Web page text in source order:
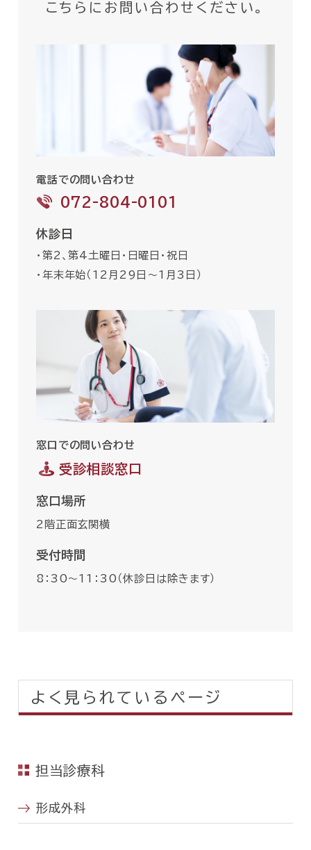
こちらにお問い合わせください。
電話での問い合わせ
072-804-0101
休診日
・第2、第4土曜日・日曜日・祝日
・年末年始（12月29日〜1月3日）
窓口での問い合わせ
受診相談窓口
窓口場所
2階正面玄関横
受付時間
8：30〜11：30（休診日は除きます）
よく見られているページ
担当診療科
形成外科